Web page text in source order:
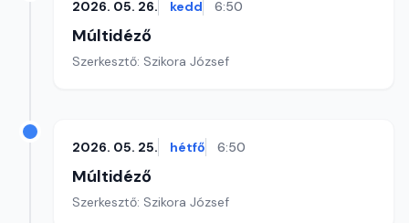
2026. 05. 26. kedd 6:50
Múltidéző
Szerkesztő: Szikora József
2026. 05. 25. hétfő 6:50
Múltidéző
Szerkesztő: Szikora József